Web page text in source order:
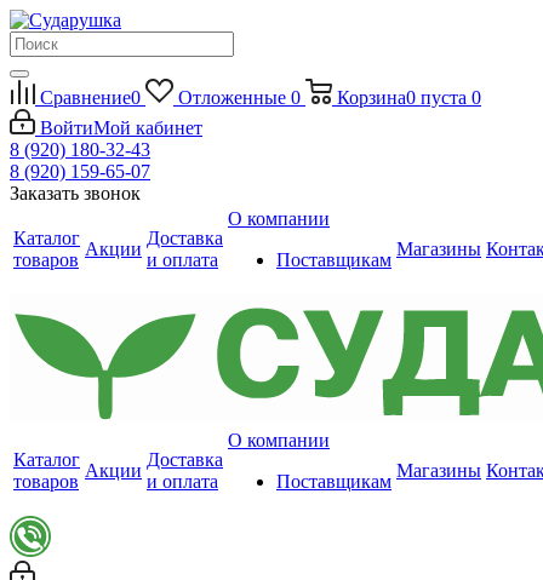
Сравнение0 Отложенные 0 Корзина0 пуста 0
ВойтиМой кабинет
8 (920) 180-32-43
8 (920) 159-65-07
Заказать звонок
Каталог
товаров
Акции
Доставка
и оплата
О компании
Поставщикам
Магазины
Каталог
товаров
Акции
Доставка
и оплата
О компании
Поставщикам
Магазины